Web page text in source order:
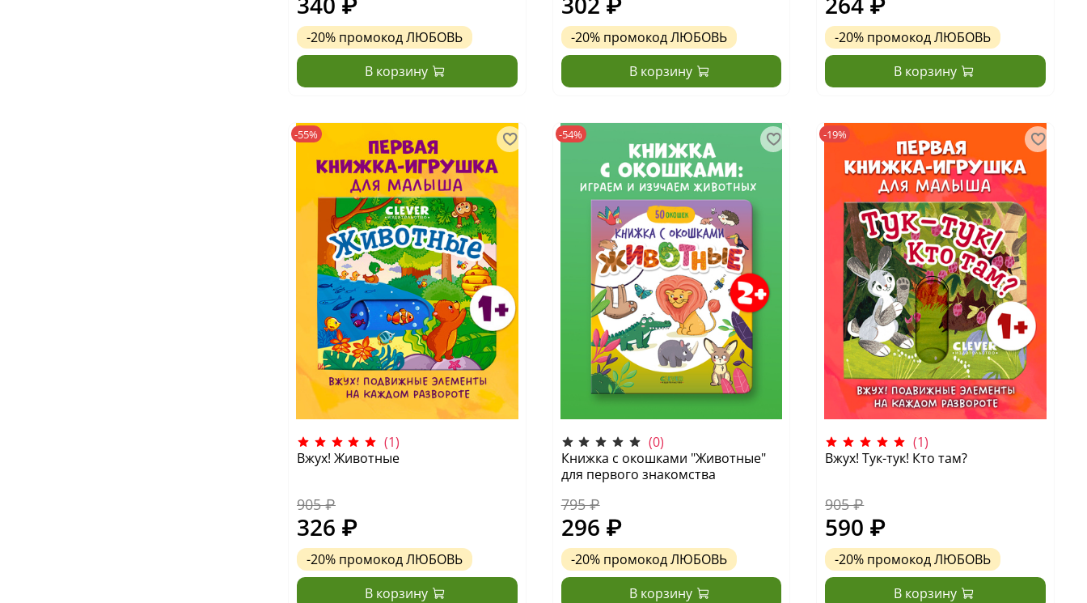
-20% промокодЛЮБОВЬ
В корзину
-20% промокодЛЮБОВЬ
В корзину
-20% промокодЛЮБОВЬ
В корзину
-55%
(1)
Вжух! Животные
905 ₽
326 ₽
-20% промокодЛЮБОВЬ
В корзину
-54%
(0)
Книжка с окошками "Животные"
для первого знакомства
795 ₽
296 ₽
-20% промокодЛЮБОВЬ
В корзину
-19%
(1)
Вжух! Тук-тук! Кто там?
905 ₽
590 ₽
-20% промокодЛЮБОВЬ
В корзину